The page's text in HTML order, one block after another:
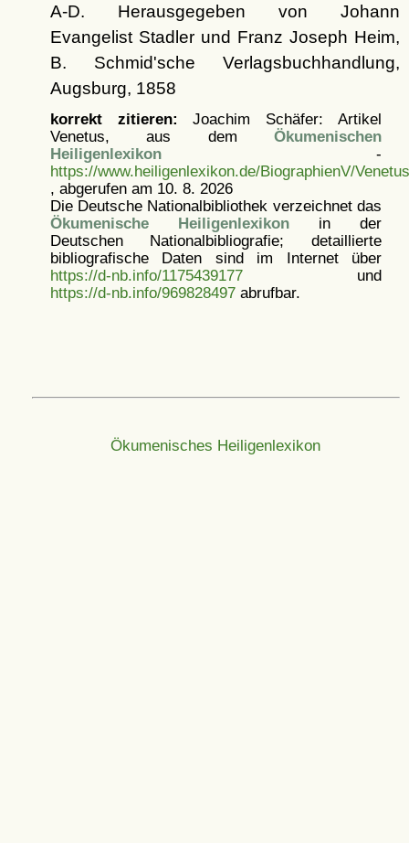
A-D. Herausgegeben von Johann
Evangelist Stadler und Franz Joseph Heim,
B. Schmid'sche Verlagsbuchhandlung,
Augsburg, 1858
korrekt zitieren: Joachim Schäfer: Artikel
Venetus, aus dem Ökumenischen
Heiligenlexikon-
https://www.heiligenlexikon.de/BiographienV/
, abgerufen am 10. 8. 2026
Die Deutsche Nationalbibliothek verzeichnet das
Ökumenische Heiligenlexikonin der
Deutschen Nationalbibliografie; detaillierte
bibliografische Daten sind im Internet über
https://d-nb.info/1175439177und
https://d-nb.info/969828497abrufbar.
Ökumenisches Heiligenlexikon